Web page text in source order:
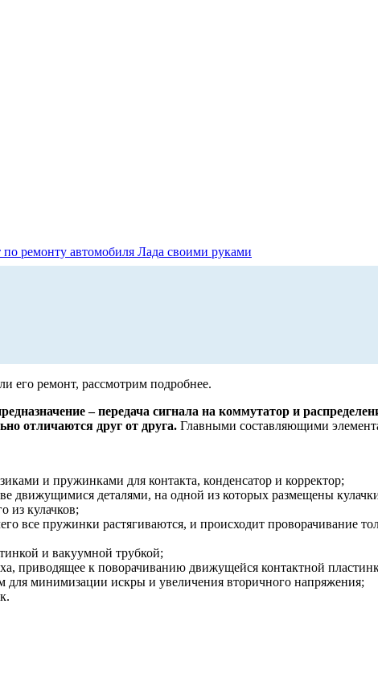
его ремонт, рассмотрим подробнее.
– передача сигнала на коммутатор и
отличаются друг от друга. Главными составляющими
и пружинками для контакта, конденсатор и корректор;
движущимися деталями, на одной из которых размещены
из кулачков;
все пружинки растягиваются, и происходит проворачивание
и вакуумной трубкой;
приводящее к поворачиванию движущейся контактной
для минимизации искры и увеличения вторичного напряжения;